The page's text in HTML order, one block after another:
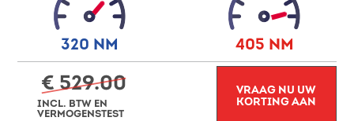
320 NM 405 NM
€ 529.00
INCL. BTW EN
VERMOGENSTEST
VRAAG NU UW
KORTING AAN